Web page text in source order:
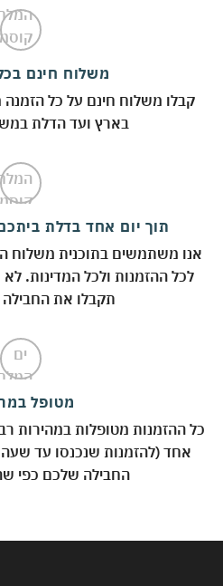
משלוח חינם בכל
בארץ ועד הדלת
תוך יום אחד בדלת ביתכם
לכל ההזמנות ולכל המדינות. לא
תקבלו את החבילה
מטופל
ההזמנות מטופלות במהירות רבה
החבילה שלכם כפי